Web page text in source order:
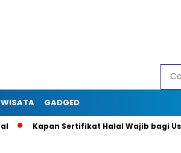
WISATA GADGED
Kapan Sertifikat Halal Wajib bagi Usaha